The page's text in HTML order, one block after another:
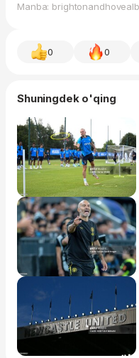
Manba:
0 0
Shuningdek o'qing